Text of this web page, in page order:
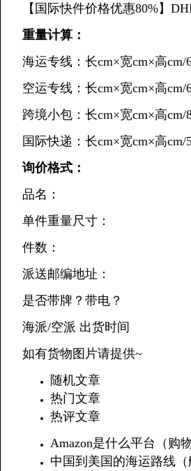
【国际快件价格优惠80%】
重量计算：
海运专线：长cm×宽cm×高cm/
空运专线：长cm×宽cm×高cm/
跨境小包：长cm×宽cm×高cm/
国际快递：长cm×宽cm×高cm/
询价格式：
品名：
单件重量尺寸：
件数：
派送邮编地址：
是否带牌？带电？
海派/空派 出货时间
如有货物图片请提供~
随机文章
热门文章
热评文章
Amazon是什么平台（购
中国到美国的海运路线